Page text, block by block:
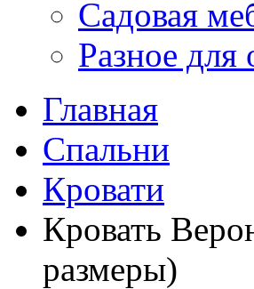
Садовая
Разное для
Главная
Спальни
Кровати
Кровать
размеры)